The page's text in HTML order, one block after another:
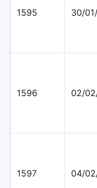
1595 30/
1596 02/
1597 04/